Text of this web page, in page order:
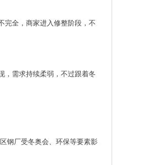
完全，商家进入修整阶段，不
，需求持续柔弱，不过跟着冬
钢厂受冬奥会、环保等要素影